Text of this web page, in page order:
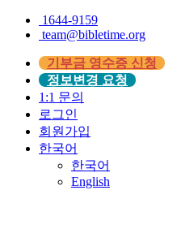
1644-9159
team@bibletime.org
기부금 영수증 신청
정보변경 요청
1:1 문의
로그인
회원가입
한국어
한국어
English